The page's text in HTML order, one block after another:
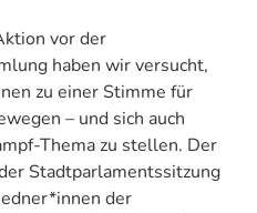
vor der
haben wir versucht,
zu einer Stimme für
– und sich auch
Thema zu stellen. Der
Stadtparlamentssitzung
der